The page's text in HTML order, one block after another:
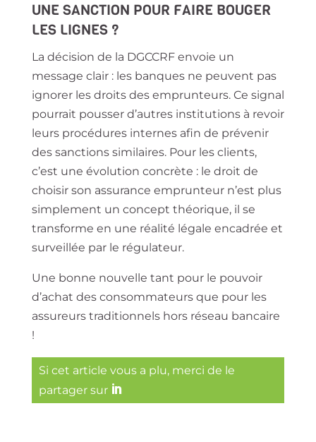
UNE SANCTION POUR FAIRE BOUGER
LES LIGNES ?
La décision de la DGCCRF envoie un
message clair : les banques ne peuvent pas
ignorer les droits des emprunteurs. Ce signal
pourrait pousser d’autres institutions à revoir
leurs procédures internes afin de prévenir
des sanctions similaires. Pour les clients,
c’est une évolution concrète : le droit de
choisir son assurance emprunteur n’est plus
simplement un concept théorique, il se
transforme en une réalité légale encadrée et
surveillée par le régulateur.
Une bonne nouvelle tant pour le pouvoir
d’achat des consommateurs que pour les
assureurs traditionnels hors réseau bancaire
!
Si cet article vous a plu, merci de le
partager sur